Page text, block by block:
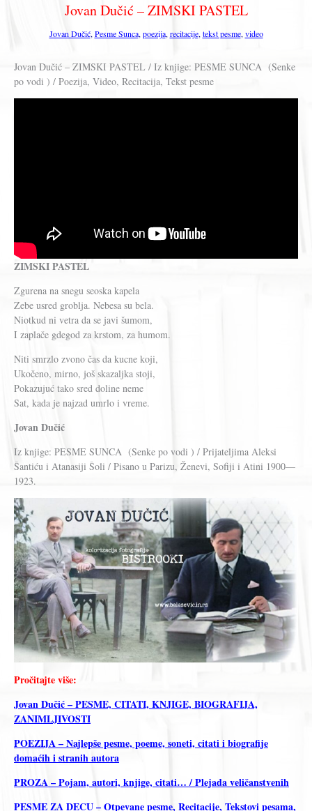
Jovan Dučić – ZIMSKI PASTEL
Jovan Dučić, Pesme Sunca, poezija, recitacije, tekst pesme, video
Jovan Dučić – ZIMSKI PASTEL / Iz knjige: PESME SUNCA (Senke
po vodi ) / Poezija, Video, Recitacija, Tekst pesme
ZIMSKI PASTEL
Zgurena na snegu seoska kapela
Zebe usred groblja. Nebesa su bela.
Niotkud ni vetra da se javi šumom,
I zaplače gdegod za krstom, za humom.
Niti smrzlo zvono čas da kucne koji,
Ukočeno, mirno, još skazaljka stoji,
Pokazujuć tako sred doline neme
Sat, kada je najzad umrlo i vreme.
Jovan Dučić
Iz knjige: PESME SUNCA (Senke po vodi ) / Prijateljima Aleksi
Šantiću i Atanasiji Šoli / Pisano u Parizu, Ženevi, Sofiji i Atini 1900—
1923.
Pročitajte više:
Jovan Dučić – PESME, CITATI, KNJIGE, BIOGRAFIJA,
ZANIMLJIVOSTI
POEZIJA – Najlepše pesme, poeme, soneti, citati i biografije
domaćih i stranih autora
PROZA – Pojam, autori, knjige, citati… / Plejada veličanstvenih
PESME ZA DECU – Otpevane pesme, Recitacije, Tekstovi pesama,